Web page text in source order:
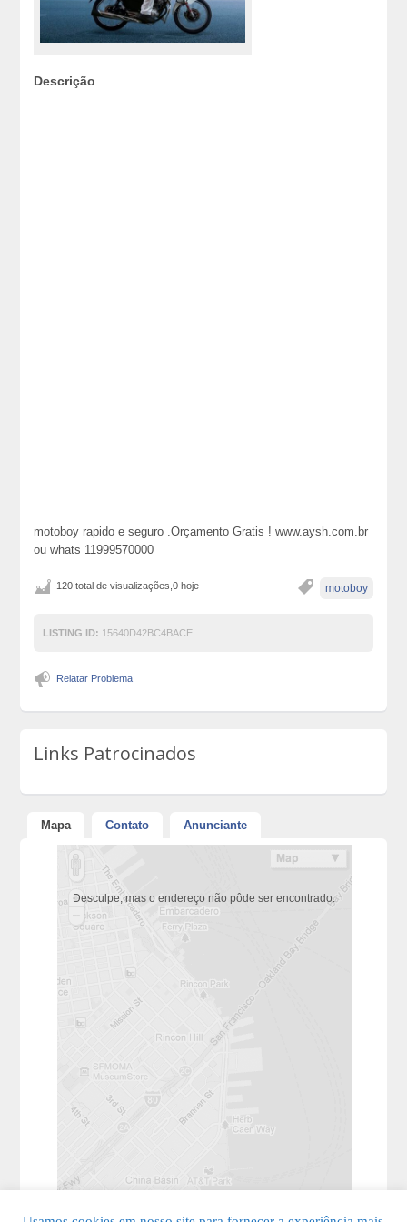
Descrição
motoboy rapido e seguro .Orçamento Gratis ! www.aysh.com.br
ou whats 11999570000
motoboy
120 total de visualizações,0 hoje
LISTING ID: 15640D42BC4BACE
Relatar Problema
Links Patrocinados
Mapa Contato Anunciante
Desculpe, mas o endereço não pôde ser encontrado.